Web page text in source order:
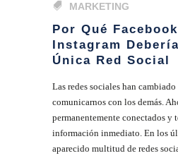
MARKETING
Por Qué
Instagram
Única Red Social
Las redes sociales han
comunicarnos con los demás.
permanentemente conectados y
información inmediato. En los
aparecido multitud de redes